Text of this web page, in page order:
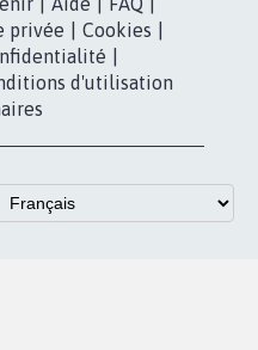
privée Cookies
d'utilisation